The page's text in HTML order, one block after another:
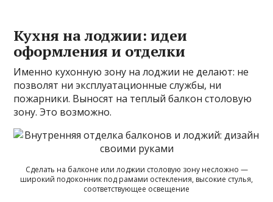
Кухня на лоджии: идеи
оформления и отделки
Именно кухонную зону на лоджии не делают: не
позволят ни эксплуатационные службы, ни
пожарники. Выносят на теплый балкон столовую
зону. Это возможно.
Сделать на балконе или лоджии столовую зону несложно —
широкий подоконник под рамами остекления, высокие стулья,
соответствующее освещение